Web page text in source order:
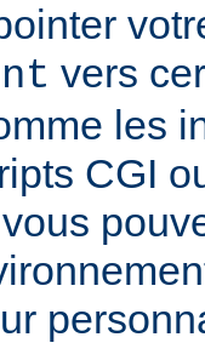
vers
les
CGI